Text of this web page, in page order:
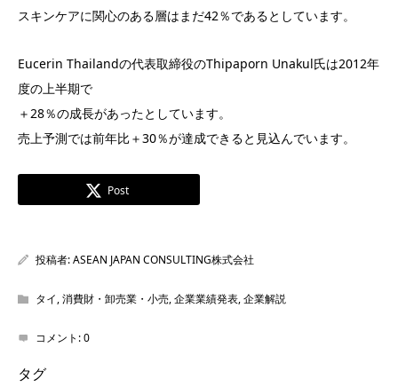
スキンケアに関心のある層はまだ42％であるとしています。
Eucerin Thailandの代表取締役のThipaporn Unakul氏は2012年
度の上半期で
＋28％の成長があったとしています。
売上予測では前年比＋30％が達成できると見込んでいます。
Post
投稿者:ASEAN JAPAN CONSULTING株式会社
タイ,消費財・卸売業・小売,企業業績発表,企業解説
コメント:0
タグ